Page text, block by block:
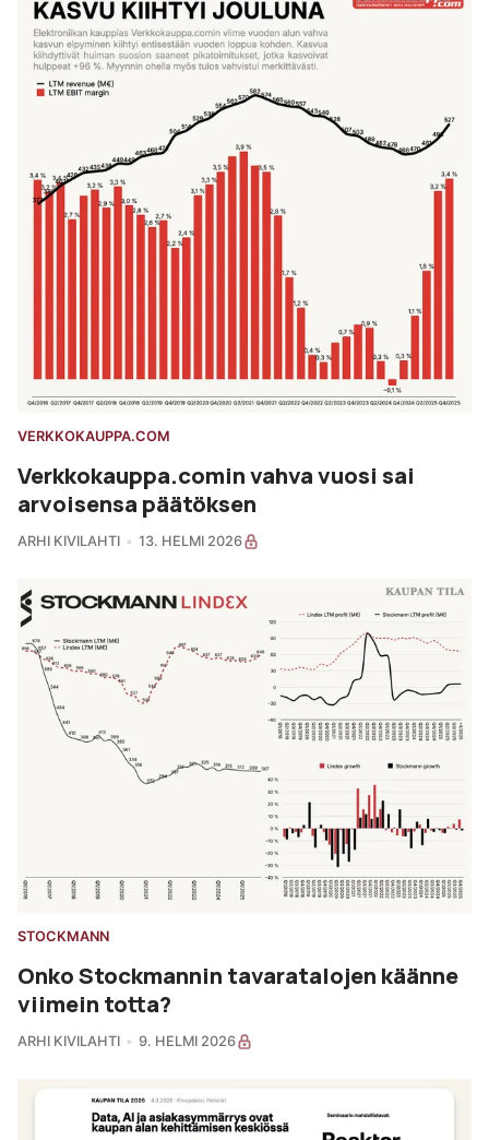
VERKKOKAUPPA.COM
Verkkokauppa.comin vahva vuosi sai
arvoisensa päätöksen
ARHI KIVILAHTI 13. HELMI 2026
STOCKMANN
Onko Stockmannin tavaratalojen käänne
viimein totta?
ARHI KIVILAHTI 9. HELMI 2026